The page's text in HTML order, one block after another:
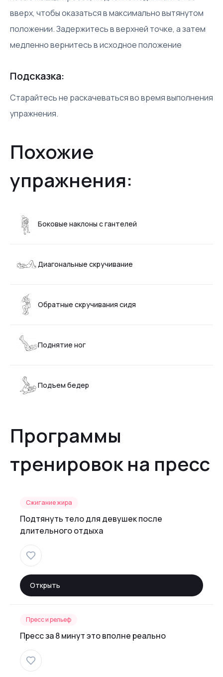
вверх, чтобы оказаться в максимально вытянутом
положении. Задержитесь в верхней точке, а затем
медленно вернитесь в исходное положение
Подсказка:
Старайтесь не раскачеваться во время выполнения
упражнения.
Похожие
упражнения:
Боковые наклоны с гантелей
Диагональные скручивание
Обратные скручивания сидя
Поднятие ног
Подъем бедер
Программы
тренировок на пресс
Сжигание жира
Подтянуть тело для девушек после
длительного отдыха
Открыть
Пресс и рельеф
Пресс за 8 минут это вполне реально